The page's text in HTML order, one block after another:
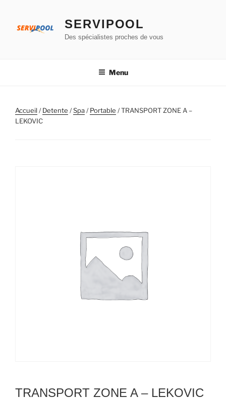
contenu
SERVIPOOL
Des spécialistes proches de vous
Menu
Accueil/Detente /Spa/Portable / TRANSPORT ZONE A –
LEKOVIC
TRANSPORT ZONE A – LEKOVIC